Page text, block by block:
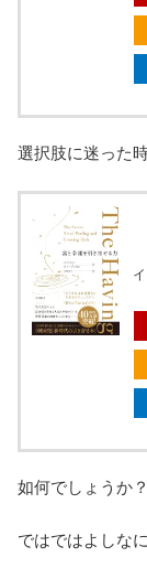
選択肢に迷った
如何でしょうか？
ではではよしな